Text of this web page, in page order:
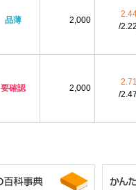
品薄 2,000
要確認 2,000